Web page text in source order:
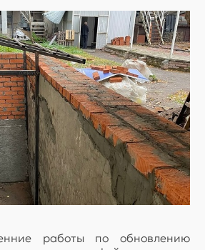
работы по обновлению